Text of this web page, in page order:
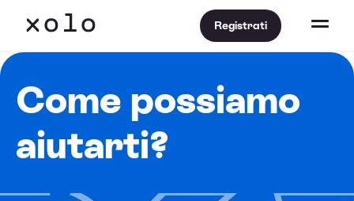
Registrati
Come possiamo
aiutarti?